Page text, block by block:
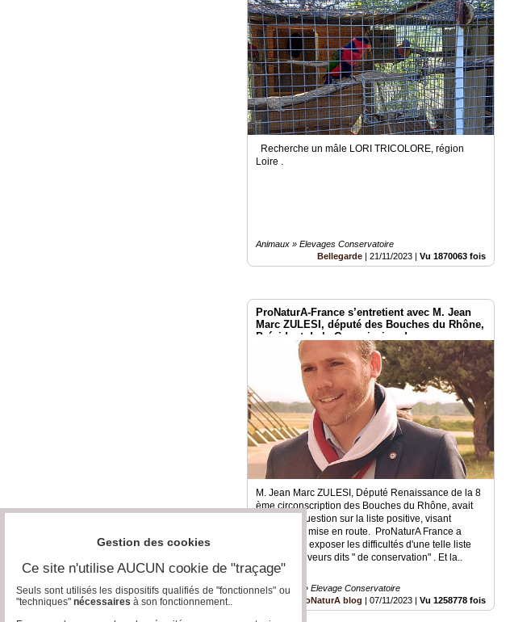
Recherche un mâle LORI TRICOLORE, région
Loire .
Animaux » Elevages Conservatoire
Bellegarde |21/11/2023 |Vu 1870063 fois
ProNaturA-France s’entretient avec M. Jean
Marc ZULESI, député des Bouches du Rhône,
Président de la Commission de
développement durable, sur la liste positive.
M. Jean Marc ZULESI, Député Renaissance de la 8
ème circonscription des Bouches du Rhône, avait
posé une question sur la liste positive, visant
à activer sa mise en route. ProNaturA France a
souhaité lui exposer les difficultés d'une telle liste
pour les éleveurs dits " de conservation" . Et la..
Biodiversité » Elevage Conservatoire
ProNaturA blog |07/11/2023 |Vu 1258778 fois
Gestion des cookies
Ce site n'utilise AUCUN cookie de "traçage"
Seuls sont utilisés les dispositifs qualifiés de "fonctionnels" ou
"techniques" nécessaires à son fonctionnement..